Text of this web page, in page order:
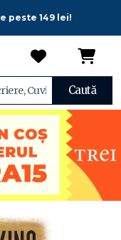
peste 149 lei!
Caută